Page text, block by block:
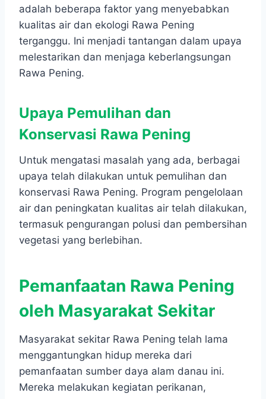
adalah beberapa faktor yang menyebabkan
kualitas air dan ekologi Rawa Pening
terganggu. Ini menjadi tantangan dalam upaya
melestarikan dan menjaga keberlangsungan
Rawa Pening.
Upaya Pemulihan dan
Konservasi Rawa Pening
Untuk mengatasi masalah yang ada, berbagai
upaya telah dilakukan untuk pemulihan dan
konservasi Rawa Pening. Program pengelolaan
air dan peningkatan kualitas air telah dilakukan,
termasuk pengurangan polusi dan pembersihan
vegetasi yang berlebihan.
Pemanfaatan Rawa Pening
oleh Masyarakat Sekitar
Masyarakat sekitar Rawa Pening telah lama
menggantungkan hidup mereka dari
pemanfaatan sumber daya alam danau ini.
Mereka melakukan kegiatan perikanan,